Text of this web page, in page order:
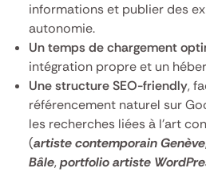
informations et publier des
autonomie.
Un temps de chargement
intégration propre et un
Une structure SEO-friendly,
référencement naturel sur
les recherches liées à l’art
(artiste contemporain Genève
Bâle,portfolio artiste